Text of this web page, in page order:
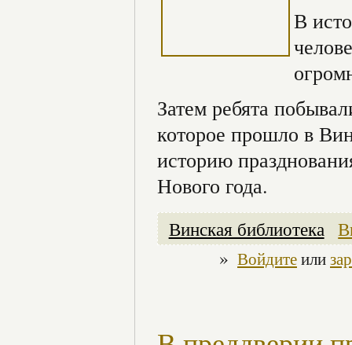
В
Затем ребята
которое прошло в
историю
Нового года.
Винская библиотека
» Войдитеили